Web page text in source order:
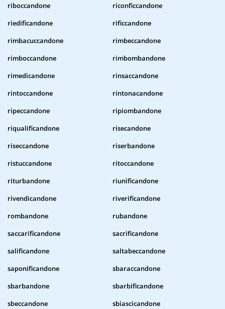
riboccandone
riconficcandone
riedificandone
rificcandone
rimbacuccandone
rimbeccandone
rimboccandone
rimbombandone
rimedicandone
rinsaccandone
rintoccandone
rintonacandone
ripeccandone
ripiombandone
riqualificandone
risecandone
riseccandone
riserbandone
ristuccandone
ritoccandone
riturbandone
riunificandone
rivendicandone
riverificandone
rombandone
rubandone
saccarificandone
sacrificandone
salificandone
saltabeccandone
saponificandone
sbaraccandone
sbarbandone
sbarbificandone
sbeccandone
sbiascicandone